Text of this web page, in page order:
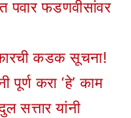
पवार फडणवीसांवर
कडक सूचना!
पूर्ण करा ‘हे’ काम
सत्तार यांनी